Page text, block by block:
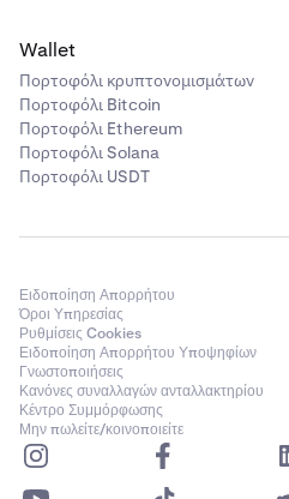
Wallet
Πορτοφόλι κρυπτονομισμάτων
Πορτοφόλι Bitcoin
Πορτοφόλι Ethereum
Πορτοφόλι Solana
Πορτοφόλι USDT
Ειδοποίηση Απορρήτου
Όροι Υπηρεσίας
Ρυθμίσεις Cookies
Ειδοποίηση Απορρήτου Υποψηφίων
Γνωστοποιήσεις
Κανόνες συναλλαγών ανταλλακτηρίου
Κέντρο Συμμόρφωσης
Μην πωλείτε/κοινοποιείτε